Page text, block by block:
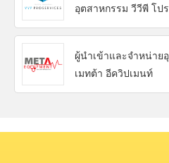
อุตสาหกรรม วีวีพี โป
ผู้นำเข้าและจำหน่าย
เมทต้า อีควิปเมนท์